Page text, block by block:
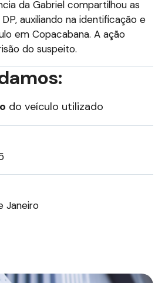
da Gabriel compartilhou as
auxiliando na identificação e
em Copacabana. A ação
do suspeito.
do veículo utilizado
Janeiro